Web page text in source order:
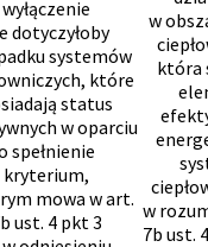
wyłączenie
dotyczyłoby
systemów
które
status
w oparciu
spełnienie
kryterium,
mowa w art.
ust. 4 pkt 3
w
która
w
7b ust.